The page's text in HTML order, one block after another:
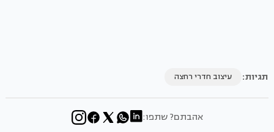
תגיות: עיצוב חדרי רחצה
אהבתם? שתפו: